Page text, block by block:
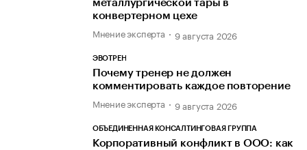
металлургической тары в
конвертерном цехе
Мнение эксперта 9 августа 2026
ЭВОТРЕН
Почему тренер не должен
комментировать каждое повторение
Мнение эксперта 9 августа 2026
ОБЪЕДИНЕННАЯ КОНСАЛТИНГОВАЯ ГРУППА
Корпоративный конфликт в ООО: как